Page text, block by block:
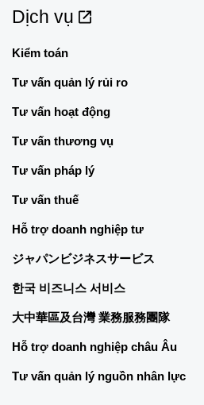
Dịch vụ
Kiểm toán
Tư vấn quản lý rủi ro
Tư vấn hoạt động
Tư vấn thương vụ
Tư vấn pháp lý
Tư vấn thuế
Hỗ trợ doanh nghiệp tư
ジャパンビジネスサービス
한국 비즈니스 서비스
大中華區及台灣 業務服務團隊
Hỗ trợ doanh nghiệp châu Âu
Tư vấn quản lý nguồn nhân lực